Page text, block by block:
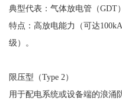
典型代表：气体放电管（GDT
特点：高放电能力（可达
级）。
限压型（Type 2）
用于配电系统或设备端的浪涌